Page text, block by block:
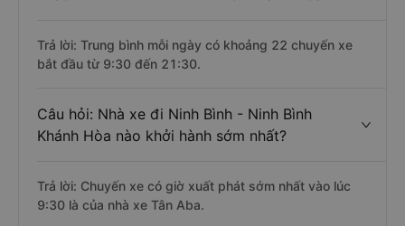
Trả lời: Trung bình mỗi ngày có khoảng 22 chuyến xe
bắt đầu từ 9:30 đến 21:30.
Câu hỏi: Nhà xe đi Ninh Bình - Ninh Bình
Khánh Hòa nào khởi hành sớm nhất?
Trả lời: Chuyến xe có giờ xuất phát sớm nhất vào lúc
9:30 là của nhà xe Tân Aba.